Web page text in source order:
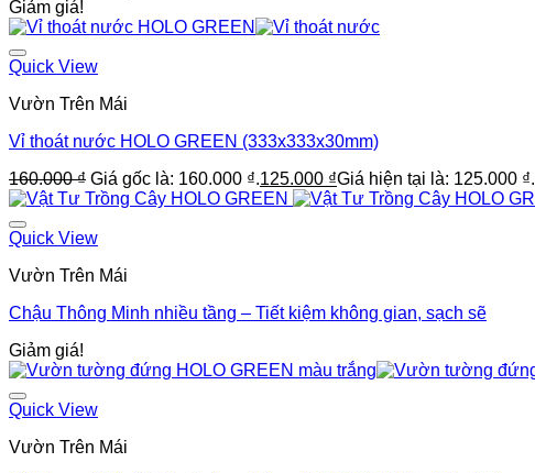
Giảm giá!
Quick View
Vườn Trên Mái
Vỉ thoát nước HOLO GREEN (333x333x30mm)
160.000₫ Giá gốc là: 160.000 ₫.125.000 ₫Giá hiện tại là: 125.000 ₫.
Quick View
Vườn Trên Mái
Chậu Thông Minh nhiều tầng – Tiết kiệm không gian, sạch sẽ
Giảm giá!
Quick View
Vườn Trên Mái